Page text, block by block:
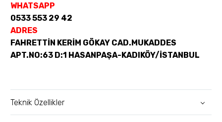
WHATSAPP
0533 553 29 42
ADRES
FAHRETTİN KERİM GÖKAY CAD.MUKADDES
APT.NO:63 D:1 HASANPAŞA-KADIKÖY/İSTANBUL
Teknik Özellikler